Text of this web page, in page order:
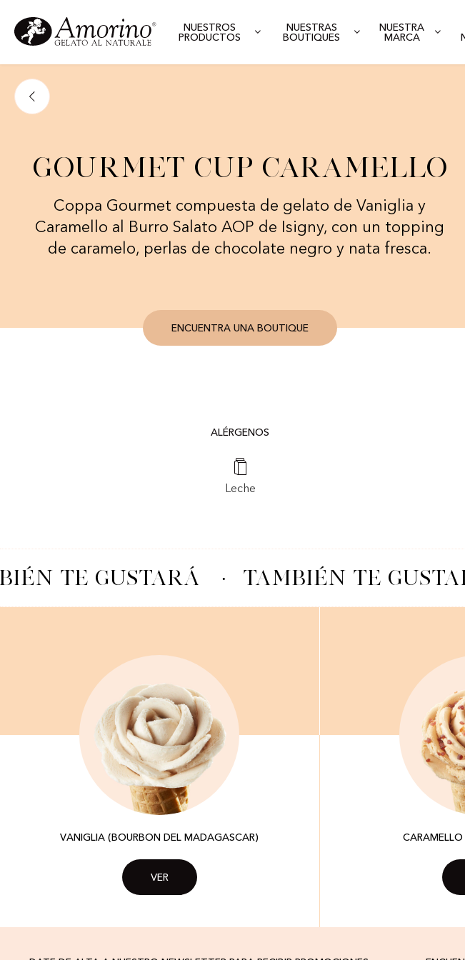
NUESTROS
PRODUCTOS
NUESTRAS
BOUTIQUES
NUESTRA
MARCA
Gourmet Cup Caramello
Coppa Gourmet compuesta de gelato de Vaniglia y
Caramello al Burro Salato AOP de Isigny, con un topping
de caramelo, perlas de chocolate negro y nata fresca.
ENCUENTRA UNA BOUTIQUE
ALÉRGENOS
Leche
TE GUSTARÁ TAMBIÉN TE
VANIGLIA (BOURBON DEL MADAGASCAR)
VER